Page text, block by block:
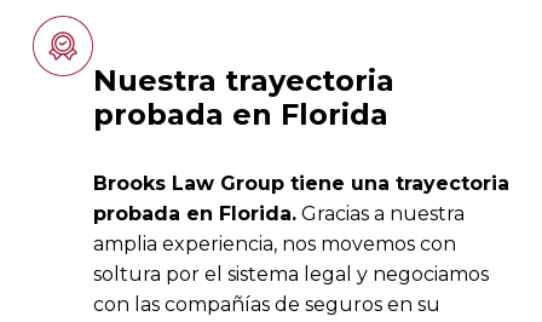
Nuestra trayectoria
probada en Florida
Brooks Law Group tiene una trayectoria
probada en Florida. Gracias a nuestra
amplia experiencia, nos movemos con
soltura por el sistema legal y negociamos
con las compañías de seguros en su